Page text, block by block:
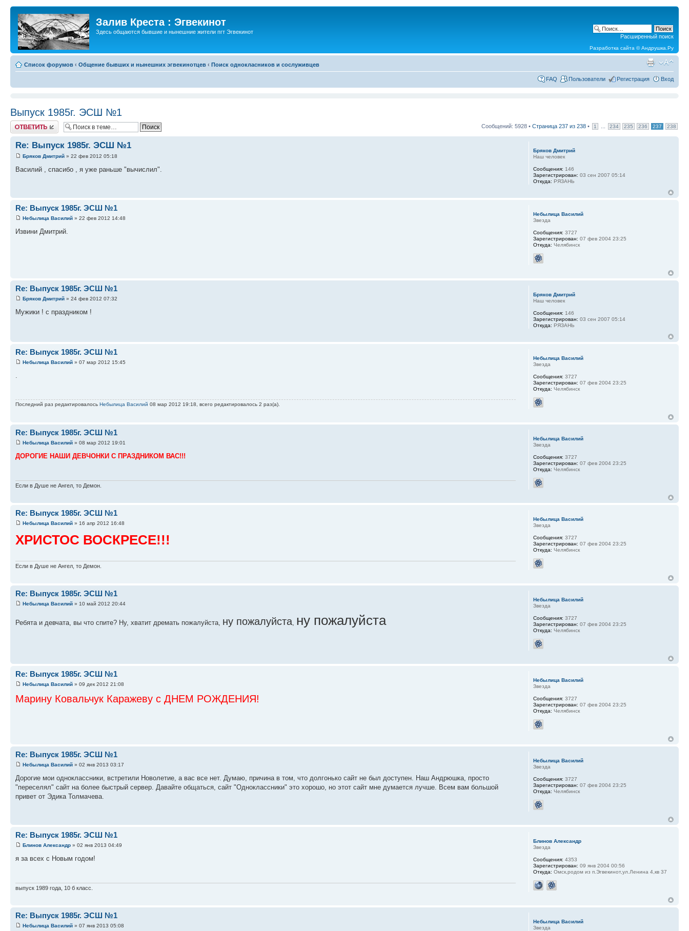
Залив Креста : Эгвекинот
Здесь общаются бывшие и нынешние жители пгт Эгвекинот
Расширенный поиск
Разработка сайта ©Андрушка.Ру
Список форумов ‹ Общение бывших и нынешних эгвекинотцев ‹ Поиск однокласников и сослуживцев
FAQ Пользователи Регистрация Вход
Выпуск 1985г. ЭСШ №1
Ответить Сообщений: 5928 • Страница 237 из 238 • 1 234 235 236 237 238
Re: Выпуск 1985г. ЭСШ №1
Бряков Дмитрий » 22 фев 2012 05:18
Василий , спасибо , я уже раньше "вычислил".
Бряков Дмитрий
Наш человек
Сообщения: 146
Зарегистрирован: 03 сен 2007 05:14
Откуда: РЯЗАНЬ
Re: Выпуск 1985г. ЭСШ №1
Небылица Василий » 22 фев 2012 14:48
Извини Дмитрий.
Небылица Василий
Звезда
Сообщения: 3727
Зарегистрирован: 07 фев 2004 23:25
Откуда: Челябинск
Re: Выпуск 1985г. ЭСШ №1
Бряков Дмитрий » 24 фев 2012 07:32
Мужики ! с праздником !
Бряков Дмитрий
Наш человек
Сообщения: 146
Зарегистрирован: 03 сен 2007 05:14
Откуда: РЯЗАНЬ
Re: Выпуск 1985г. ЭСШ №1
Небылица Василий » 07 мар 2012 15:45
Последний раз редактировалось Небылица Василий 08 мар 2012 19:18, всего редактировалось 2 раз(а).
Небылица Василий
Звезда
Сообщения: 3727
Зарегистрирован: 07 фев 2004 23:25
Откуда: Челябинск
Re: Выпуск 1985г. ЭСШ №1
Небылица Василий » 08 мар 2012 19:01
ДОРОГИЕ НАШИ ДЕВЧОНКИ С ПРАЗДНИКОМ ВАС!!!
Если в Душе не Ангел, то Демон.
Небылица Василий
Звезда
Сообщения: 3727
Зарегистрирован: 07 фев 2004 23:25
Откуда: Челябинск
Re: Выпуск 1985г. ЭСШ №1
Небылица Василий » 16 апр 2012 16:48
ХРИСТОС ВОСКРЕСЕ!!!
Если в Душе не Ангел, то Демон.
Небылица Василий
Звезда
Сообщения: 3727
Зарегистрирован: 07 фев 2004 23:25
Откуда: Челябинск
Re: Выпуск 1985г. ЭСШ №1
Небылица Василий » 10 май 2012 20:44
Ребята и девчата, вы что спите? Ну, хватит дремать пожалуйста, ну пожалуйста ну пожалуйста
Небылица Василий
Звезда
Сообщения: 3727
Зарегистрирован: 07 фев 2004 23:25
Откуда: Челябинск
Re: Выпуск 1985г. ЭСШ №1
Небылица Василий » 09 дек 2012 21:08
Марину Ковальчук Каражеву с ДНЕМ РОЖДЕНИЯ!
Небылица Василий
Звезда
Сообщения: 3727
Зарегистрирован: 07 фев 2004 23:25
Откуда: Челябинск
Re: Выпуск 1985г. ЭСШ №1
Небылица Василий » 02 янв 2013 03:17
Дорогие мои одноклассники, встретили Новолетие, а вас все нет. Думаю, причина в том, что долгонько сайт не был доступен. Наш Андрюшка, просто
"переселял" сайт на более быстрый сервер. Давайте общаться, сайт "Одноклассники" это хорошо, но этот сайт мне думается лучше. Всем вам большой
привет от Эдика Толмачева.
Небылица Василий
Звезда
Сообщения: 3727
Зарегистрирован: 07 фев 2004 23:25
Откуда: Челябинск
Re: Выпуск 1985г. ЭСШ №1
Блинов Александр » 02 янв 2013 04:49
я за всех с Новым годом!
выпуск 1989 года, 10 б класс.
Блинов Александр
Звезда
Сообщения: 4353
Зарегистрирован: 09 янв 2004 00:56
Откуда: Омск,родом из п.Эгвекинот,ул.Ленина 4,кв 37
Re: Выпуск 1985г. ЭСШ №1
Небылица Василий » 07 янв 2013 05:08
Небылица Василий
Звезда